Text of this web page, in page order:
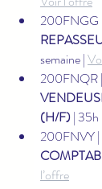
200FNGG |
semaine |
200FNQR |
(H/F) | 35h
200FNVY |
l’offre